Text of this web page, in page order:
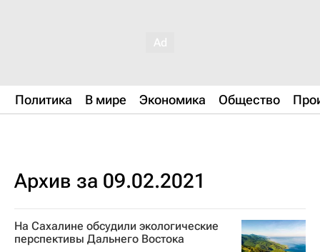
Политика В мире Экономика Общество
Архив за 09.02.2021
На Сахалине обсудили экологические
перспективы Дальнего Востока